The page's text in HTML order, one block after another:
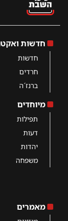
חדשות
חדשות
חרדים
ברנז´ה
מיוחדים
תפילות
דעות
יהדות
משפחה
מאמרים